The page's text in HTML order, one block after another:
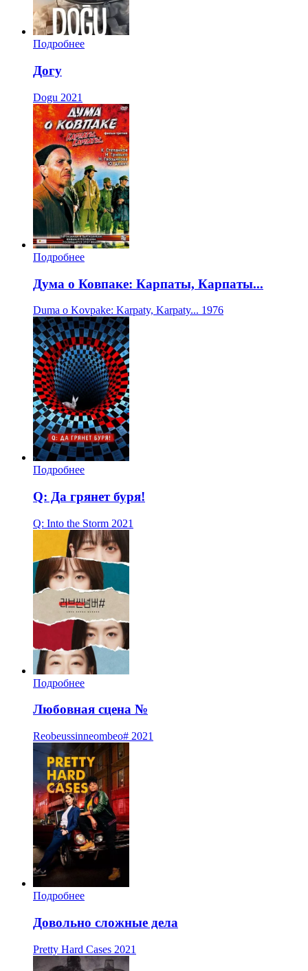
Подробнее
Догу
Dogu 2021
Подробнее
Дума о Ковпаке: Карпаты, Карпаты...
Duma o Kovpake: Karpaty, Karpaty... 1976
Подробнее
Q: Да грянет буря!
Q: Into the Storm 2021
Подробнее
Любовная сцена №
Reobeussinneombeo# 2021
Подробнее
Довольно сложные дела
Pretty Hard Cases 2021